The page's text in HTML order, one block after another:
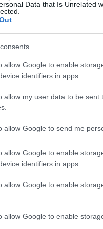
Data that Is Unrelated
allow Google to enable
identifiers in apps.
allow my user data to be
allow Google to send me
allow Google to enable
identifiers in apps.
allow Google to enable
allow Google to enable
Niño puede formarse a inicios
y que el calentamiento
más
inesperada
la Copa del
dimisión de Matt Crocker y su
responsabilidades
quiénes
estudio municipal detalla